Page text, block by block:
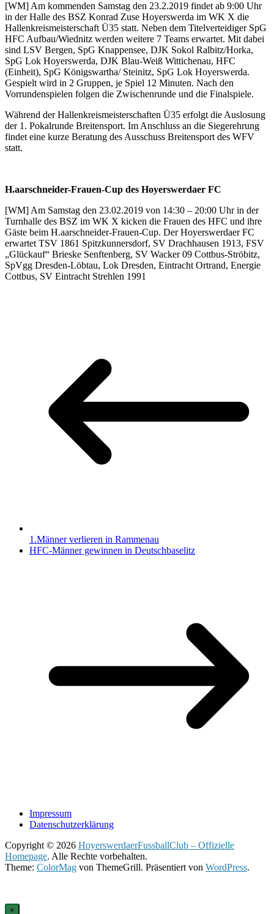
[WM] Am kommenden Samstag den 23.2.2019 findet ab 9:00 Uhr
in der Halle des BSZ Konrad Zuse Hoyerswerda im WK X die
Hallenkreismeisterschaft Ü35 statt. Neben dem Titelverteidiger SpG
HFC Aufbau/Wiednitz werden weitere 7 Teams erwartet. Mit dabei
sind LSV Bergen, SpG Knappensee, DJK Sokol Ralbitz/Horka,
SpG Lok Hoyerswerda, DJK Blau-Weiß Wittichenau, HFC
(Einheit), SpG Königswartha/ Steinitz, SpG Lok Hoyerswerda.
Gespielt wird in 2 Gruppen, je Spiel 12 Minuten. Nach den
Vorrundenspielen folgen die Zwischenrunde und die Finalspiele.
Während der Hallenkreismeisterschaften Ü35 erfolgt die Auslosung
der 1. Pokalrunde Breitensport. Im Anschluss an die Siegerehrung
findet eine kurze Beratung des Ausschuss Breitensport des WFV
statt.
H.aarschneider-Frauen-Cup des Hoyerswerdaer FC
[WM] Am Samstag den 23.02.2019 von 14:30 – 20:00 Uhr in der
Turnhalle des BSZ im WK X kicken die Frauen des HFC und ihre
Gäste beim H.aarschneider-Frauen-Cup. Der Hoyerswerdaer FC
erwartet TSV 1861 Spitzkunnersdorf, SV Drachhausen 1913, FSV
„Glückauf“ Brieske Senftenberg, SV Wacker 09 Cottbus-Ströbitz,
SpVgg Dresden-Löbtau, Lok Dresden, Eintracht Ortrand, Energie
Cottbus, SV Eintracht Strehlen 1991
1.Männer verlieren in Rammenau
HFC-Männer gewinnen in Deutschbaselitz
Impressum
Datenschutzerklärung
Copyright © 2026 HoyerswerdaerFussballClub – Offizielle
Homepage. Alle Rechte vorbehalten.
Theme: ColorMag von ThemeGrill. Präsentiert von WordPress.
×